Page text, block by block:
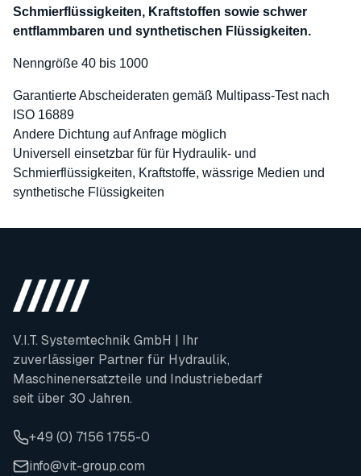
Schmierflüssigkeiten, Kraftstoffen sowie schwer
entflammbaren und synthetischen Flüssigkeiten.
Nenngröße 40 bis 1000
Garantierte Abscheideraten gemäß Multipass-Test nach
ISO 16889
Andere Dichtung auf Anfrage möglich
Universell einsetzbar für für Hydraulik- und
Schmierflüssigkeiten, Kraftstoffe, wässrige Medien und
synthetische Flüssigkeiten
V.I.T. Systemtechnik GmbH | Ihr
zuverlässiger Partner für Hydraulik,
Maschinenersatzteile und Industriebedarf
seit über 30 Jahren.
+49 (0) 7156 1755-0
info@vit-group.com